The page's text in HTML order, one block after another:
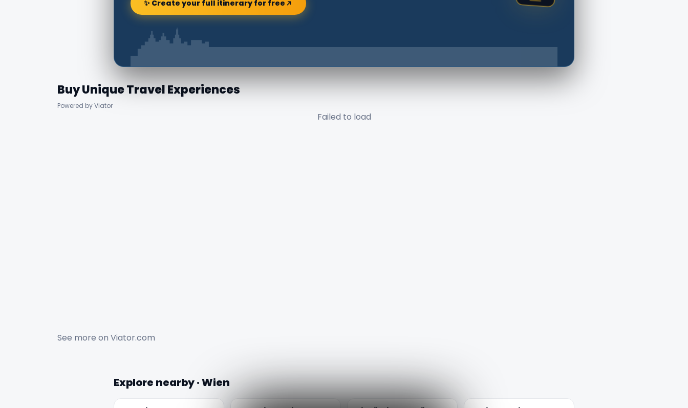
✨ Create your full itinerary for free
Buy Unique Travel Experiences
Powered by Viator
Failed to load
See more on Viator.com
Explore nearby · Wien
🏆 🏆 #1 Trip Planner 2026